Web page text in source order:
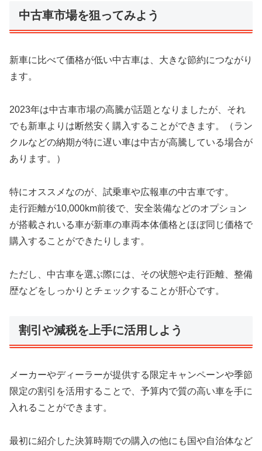
中古車市場を狙ってみよう
新車に比べて価格が低い中古車は、大きな節約につながり
ます。
2023年は中古車市場の高騰が話題となりましたが、それ
でも新車よりは断然安く購入することができます。（ラン
クルなどの納期が特に遅い車は中古が高騰している場合が
あります。）
特にオススメなのが、試乗車や広報車の中古車です。
走行距離が10,000km前後で、安全装備などのオプション
が搭載されいる車が新車の車両本体価格とほぼ同じ価格で
購入することができたりします。
ただし、中古車を選ぶ際には、その状態や走行距離、整備
歴などをしっかりとチェックすることが肝心です。
割引や減税を上手に活用しよう
メーカーやディーラーが提供する限定キャンペーンや季節
限定の割引を活用することで、予算内で質の高い車を手に
入れることができます。
最初に紹介した決算時期での購入の他にも国や自治体など